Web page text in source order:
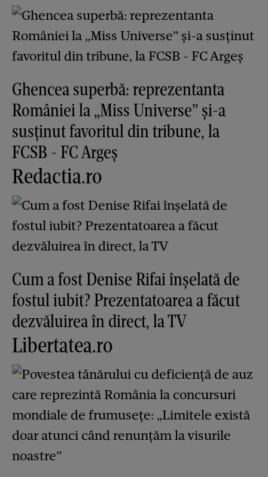
Ghencea superbă: reprezentanta
României la „Miss Universe” și-a
susținut favoritul din tribune, la
FCSB - FC Argeș
Redactia.ro
Cum a fost Denise Rifai înșelată de
fostul iubit? Prezentatoarea a făcut
dezvăluirea în direct, la TV
Libertatea.ro